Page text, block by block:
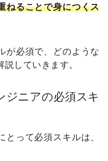
ねることで身につくス
が必須で、どのような
していきます。
ジニアの必須スキ
って必須スキルは、